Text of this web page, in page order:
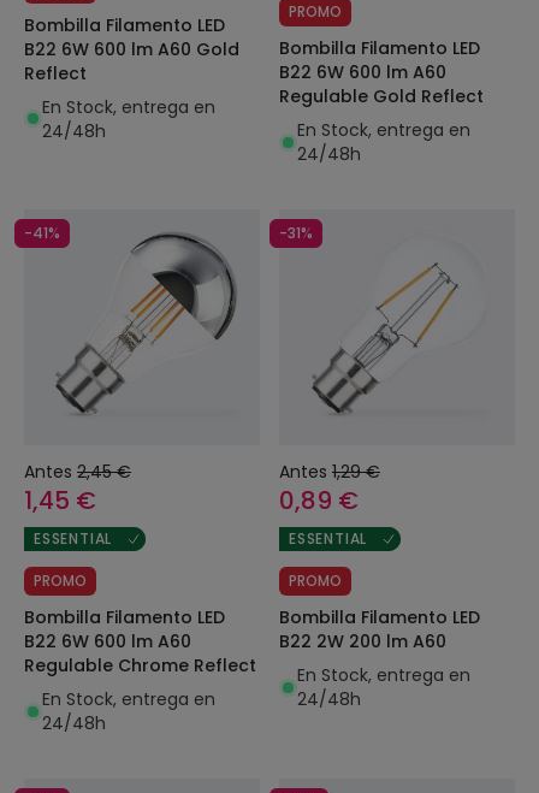
Bombilla Filamento LED
B22 6W 600 lm A60 Gold
Reflect
En Stock, entrega en
24/48h
PROMO
Bombilla Filamento LED
B22 6W 600 lm A60
Regulable Gold Reflect
En Stock, entrega en
24/48h
-41%
Antes 2,45 €
1,45 €
ESSENTIAL
PROMO
Bombilla Filamento LED
B22 6W 600 lm A60
Regulable Chrome Reflect
En Stock, entrega en
24/48h
-31%
Antes 1,29 €
0,89 €
ESSENTIAL
PROMO
Bombilla Filamento LED
B22 2W 200 lm A60
En Stock, entrega en
24/48h